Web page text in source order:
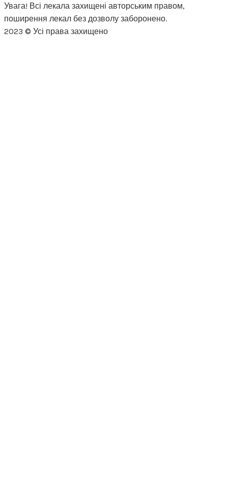
Увага! Всі лекала захищені авторським правом,
поширення лекал без дозволу заборонено.
2023 © Усі права захищено